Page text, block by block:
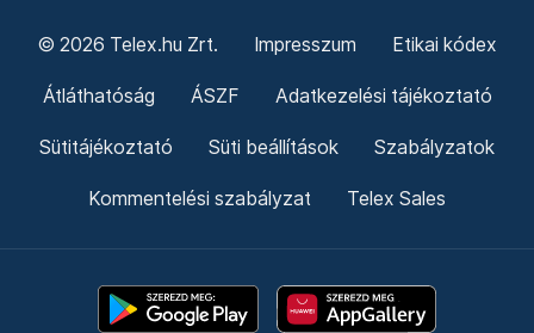
© 2026 Telex.hu Zrt. Impresszum Etikai kódex
Átláthatóság ÁSZF Adatkezelési tájékoztató
Sütitájékoztató Süti beállítások Szabályzatok
Kommentelési szabályzat Telex Sales